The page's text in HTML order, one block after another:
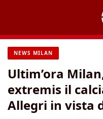
contenuto
NEWS MILAN
Ultim’ora
extremis il
Allegri in vista